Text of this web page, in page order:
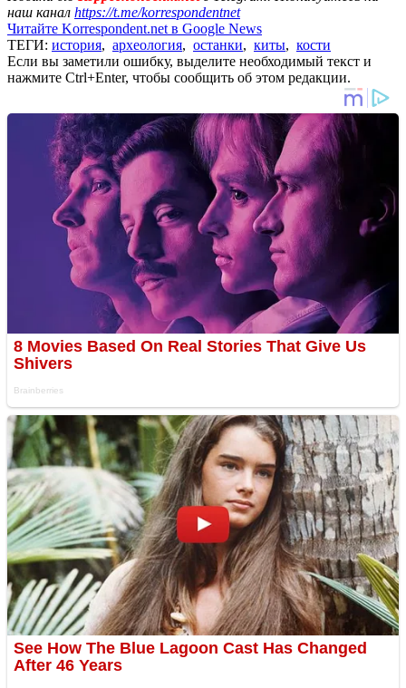
наш канал https://t.me/korrespondentnet
Читайте Korrespondent.net в Google News
ТЕГИ: история, археология, останки, киты, кости
Если вы заметили ошибку, выделите необходимый текст и
нажмите Ctrl+Enter, чтобы сообщить об этом редакции.